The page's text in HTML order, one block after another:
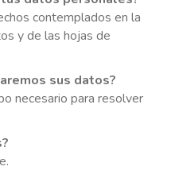
contemplados en la
y de las hojas de
sus datos?
necesario para resolver